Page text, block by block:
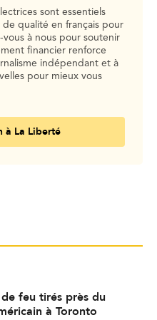
sont essentiels
qualité en français pour
à nous pour soutenir
financier renforce
indépendant et à
pour mieux vous
à La Liberté
feu tirés près du
à Toronto